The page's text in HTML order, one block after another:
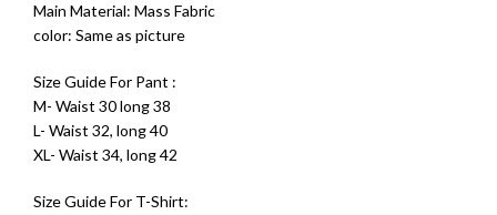
Main Material: Mass Fabric
color: Same as picture
Size Guide For Pant :
M- Waist 30 long 38
L- Waist 32, long 40
XL- Waist 34, long 42
Size Guide For T-Shirt: